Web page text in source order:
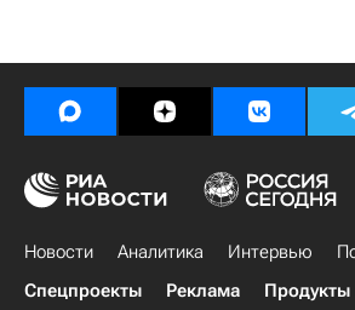
Новости Аналитика Интервью
Спецпроекты
Реклама Продукты